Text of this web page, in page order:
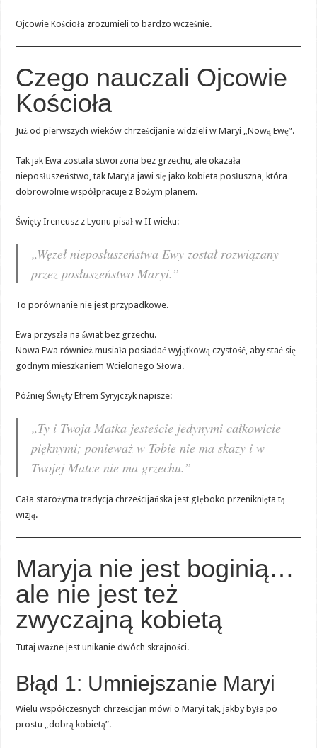
Ojcowie Kościoła zrozumieli to bardzo wcześnie.
Czego nauczali Ojcowie
Kościoła
Już od pierwszych wieków chrześcijanie widzieli w Maryi „Nową Ewę”.
Tak jak Ewa została stworzona bez grzechu, ale okazała
nieposłuszeństwo, tak Maryja jawi się jako kobieta posłuszna, która
dobrowolnie współpracuje z Bożym planem.
Święty Ireneusz z Lyonu pisał w II wieku:
„Węzeł nieposłuszeństwa Ewy został rozwiązany
przez posłuszeństwo Maryi.”
To porównanie nie jest przypadkowe.
Ewa przyszła na świat bez grzechu.
Nowa Ewa również musiała posiadać wyjątkową czystość, aby stać się
godnym mieszkaniem Wcielonego Słowa.
Później Święty Efrem Syryjczyk napisze:
„Ty i Twoja Matka jesteście jedynymi całkowicie
pięknymi; ponieważ w Tobie nie ma skazy i w
Twojej Matce nie ma grzechu.”
Cała starożytna tradycja chrześcijańska jest głęboko przeniknięta tą
wizją.
Maryja nie jest boginią…
ale nie jest też
zwyczajną kobietą
Tutaj ważne jest unikanie dwóch skrajności.
Błąd 1: Umniejszanie Maryi
Wielu współczesnych chrześcijan mówi o Maryi tak, jakby była po
prostu „dobrą kobietą”.